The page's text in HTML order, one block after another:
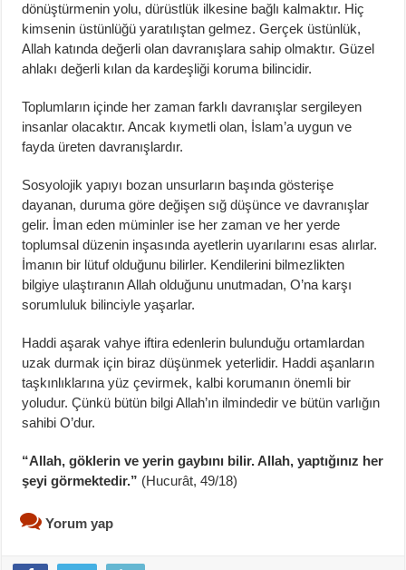
dönüştürmenin yolu, dürüstlük ilkesine bağlı kalmaktır. Hiç
kimsenin üstünlüğü yaratılıştan gelmez. Gerçek üstünlük,
Allah katında değerli olan davranışlara sahip olmaktır. Güzel
ahlakı değerli kılan da kardeşliği koruma bilincidir.
Toplumların içinde her zaman farklı davranışlar sergileyen
insanlar olacaktır. Ancak kıymetli olan, İslam’a uygun ve
fayda üreten davranışlardır.
Sosyolojik yapıyı bozan unsurların başında gösterişe
dayanan, duruma göre değişen sığ düşünce ve davranışlar
gelir. İman eden müminler ise her zaman ve her yerde
toplumsal düzenin inşasında ayetlerin uyarılarını esas alırlar.
İmanın bir lütuf olduğunu bilirler. Kendilerini bilmezlikten
bilgiye ulaştıranın Allah olduğunu unutmadan, O’na karşı
sorumluluk bilinciyle yaşarlar.
Haddi aşarak vahye iftira edenlerin bulunduğu ortamlardan
uzak durmak için biraz düşünmek yeterlidir. Haddi aşanların
taşkınlıklarına yüz çevirmek, kalbi korumanın önemli bir
yoludur. Çünkü bütün bilgi Allah’ın ilmindedir ve bütün varlığın
sahibi O’dur.
“Allah, göklerin ve yerin gaybını bilir. Allah, yaptığınız her
şeyi görmektedir.” (Hucurât, 49/18)
Yorum yap